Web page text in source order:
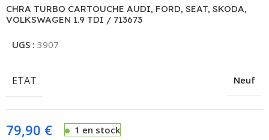
CHRA TURBO CARTOUCHE AUDI, FORD, SEAT, SKODA,
VOLKSWAGEN 1.9 TDI / 713673
UGS :3907
ETAT Neuf
79,90 € 1 en stock